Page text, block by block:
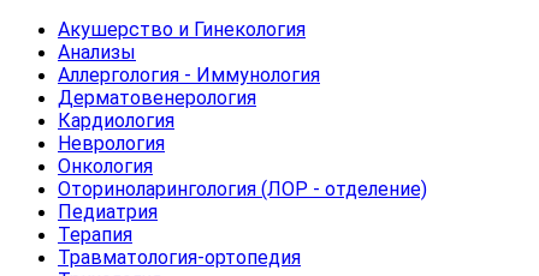
Акушерство и Гинекология
Анализы
Аллергология - Иммунология
Дерматовенерология
Кардиология
Неврология
Онкология
Оториноларингология (ЛОР - отделение)
Педиатрия
Терапия
Травматология-ортопедия